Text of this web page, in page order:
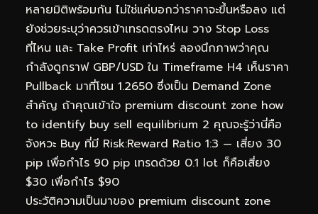
หลายมิติพร้อมกัน ไม่ใช่แค่บอกว่าราคาจะขึ้นหรือลง แต่
ยังช่วยระบุว่าควรเข้าเทรดตรงไหน วาง Stop Loss
ที่ไหน และ Take Profit เท่าไหร่ ลองนึกภาพว่าคุณ
กำลังดูกราฟ GBP/USD ใน Timeframe H4 เห็นราคา
Pullback มาที่โซน 1.2650 ซึ่งเป็น Demand Zone
สำคัญ ถ้าคุณเข้าใจ premium discount zone how
to identify buy sell equilibrium 2 คุณจะรู้ว่านี่คือ
จังหวะ Buy ที่มี Risk:Reward Ratio 1:3 — เสี่ยง 30
pip เพื่อกำไร 90 pip เทรดด้วย 0.1 lot ก็คือเสี่ยง
$30 เพื่อกำไร $90
ประวัติความเป็นมาของ premium discount zone